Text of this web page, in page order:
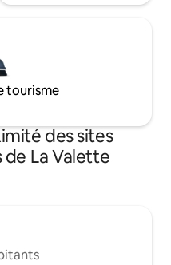
tourisme
des sites
La Valette